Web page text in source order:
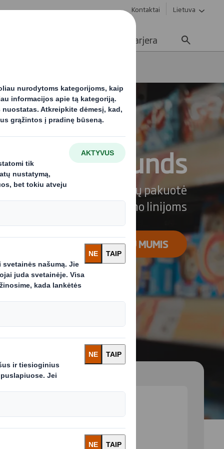
Kontaktai Lietuva
Karjera
Wraparounds
efektyvi prekybos centrų pakuotė
automatinėms pakavimo linijoms
SUSISIEKITE SU MUMIS
and next buttons to move between slides. Only